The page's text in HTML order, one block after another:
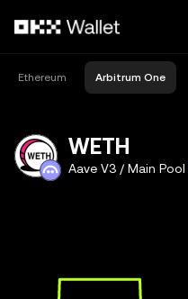
Ethereum Arbitrum One
WETH
Aave V3 / Main Pool